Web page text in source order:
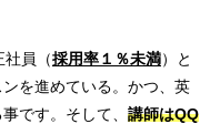
社員（採用率１％未満）と
を進めている。かつ、英
です。そして、 講師はQQ